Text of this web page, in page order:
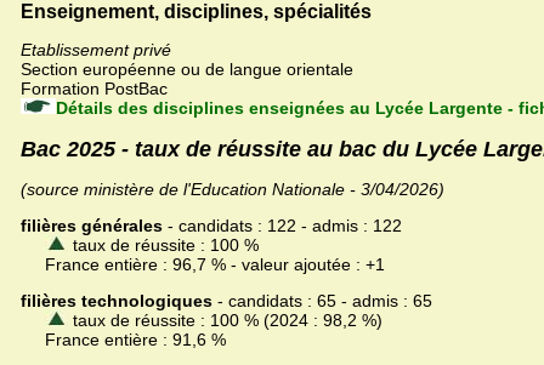
Enseignement, disciplines, spécialités
Etablissement privé
Section européenne ou de langue orientale
Formation PostBac
Détails des disciplines enseignées au Lycée Largente -
Bac 2025 - taux de réussite au bac du Lycée
(source ministère de l'Education Nationale - 3/04/2026)
filières générales - candidats : 122 - admis : 122
taux de réussite : 100 %
France entière : 96,7 % - valeur ajoutée : +1
filières technologiques - candidats : 65 - admis : 65
taux de réussite : 100 % (2024 : 98,2 %)
France entière : 91,6 %